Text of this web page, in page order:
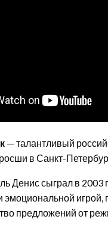
— талантливый
в Санкт-
Денис сыграл в 2003
эмоциональной
предложений от